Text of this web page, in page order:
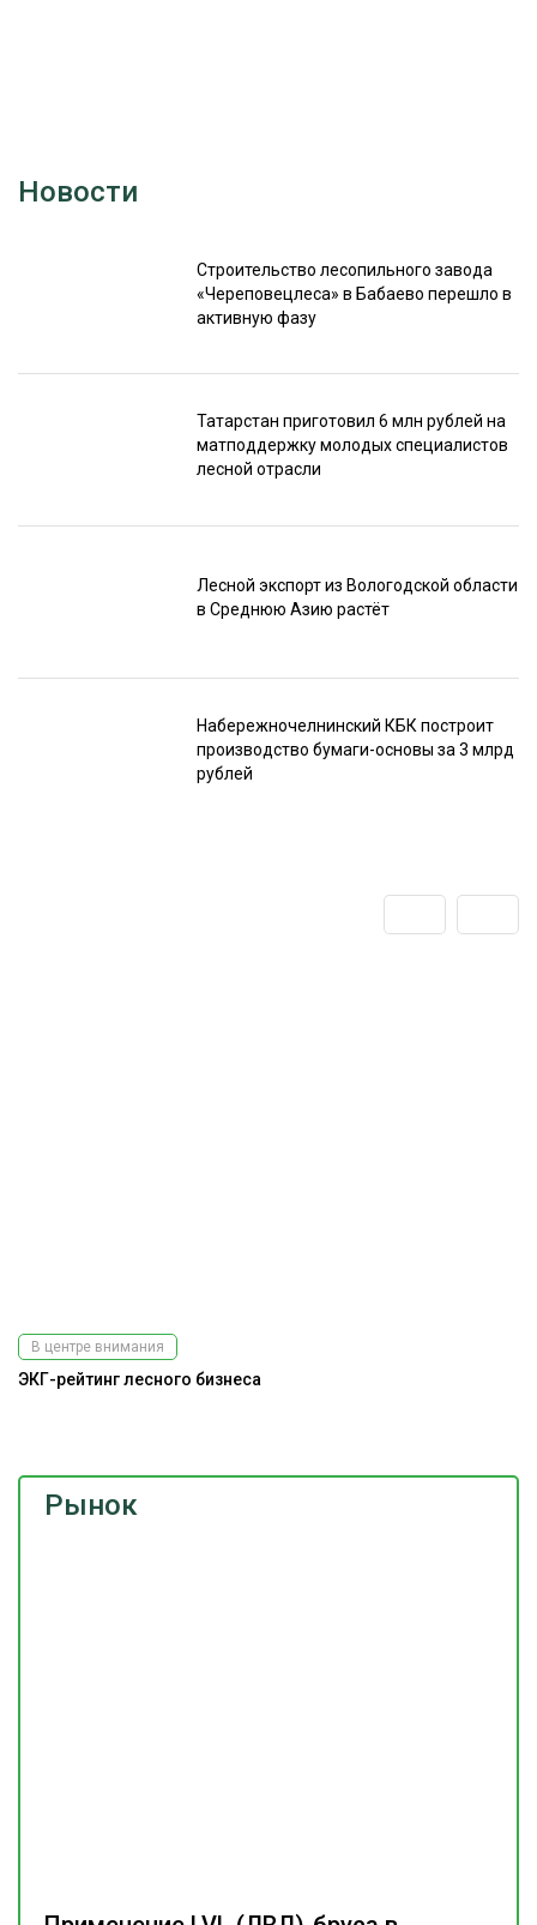
Новости
Строительство лесопильного завода
«Череповецлеса» в Бабаево перешло в
активную фазу
Татарстан приготовил 6 млн рублей на
матподдержку молодых специалистов
лесной отрасли
Лесной экспорт из Вологодской области
в Среднюю Азию растёт
Набережночелнинский КБК построит
производство бумаги-основы за 3 млрд
рублей
Рынок
В центре внимания
ЭКГ-рейтинг лесного бизнеса